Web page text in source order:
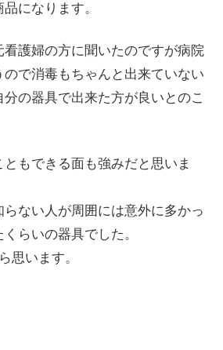
になります。
看護婦の方に聞いたのですが病院
で消毒もちゃんと出来ていない
の器具で出来た方が良いとのこ
もできる面も強みだと思いま
ない人が周囲には意外に多かっ
らいの器具でした。
思います。